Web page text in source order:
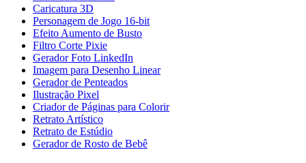
Caricatura 3D
Personagem de Jogo 16-bit
Efeito Aumento de Busto
Filtro Corte Pixie
Gerador Foto LinkedIn
Imagem para Desenho Linear
Gerador de Penteados
Ilustração Pixel
Criador de Páginas para Colorir
Retrato Artístico
Retrato de Estúdio
Gerador de Rosto de Bebê